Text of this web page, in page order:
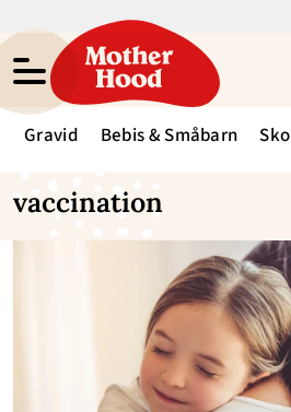
Gravid Bebis & Småbarn
vaccination